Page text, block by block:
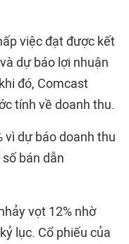
việc đạt được kết
dự báo lợi nhuận
đó, Comcast
tính về doanh thu.
vì dự báo doanh thu
bán dẫn
vọt 12% nhờ
lục. Cổ phiếu của